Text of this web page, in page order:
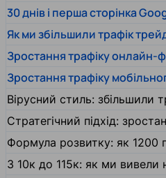
30 днів і перша сторінка
Як ми збільшили трафік
Зростання трафіку
Зростання трафіку
Вірусний стиль: збільшили
Стратегічний підхід:
Формула розвитку: як 1200
З 10к до 115к: як ми